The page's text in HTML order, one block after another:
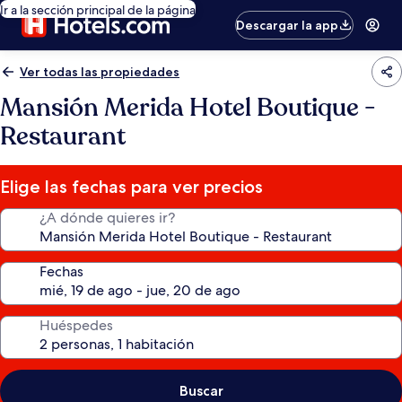
Ir a la sección principal de la página
Descargar la app
Ver todas las propiedades
Mansión Merida Hotel Boutique -
Restaurant
Elige las fechas para ver precios
¿A dónde quieres ir?
Fechas
Huéspedes
Buscar